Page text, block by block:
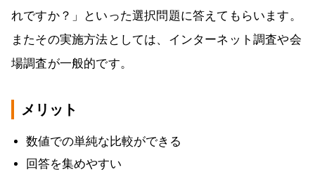
れですか？」といった選択問題に答えてもらいます。
またその実施方法としては、インターネット調査や会
場調査が一般的です。
メリット
数値での単純な比較ができる
回答を集めやすい